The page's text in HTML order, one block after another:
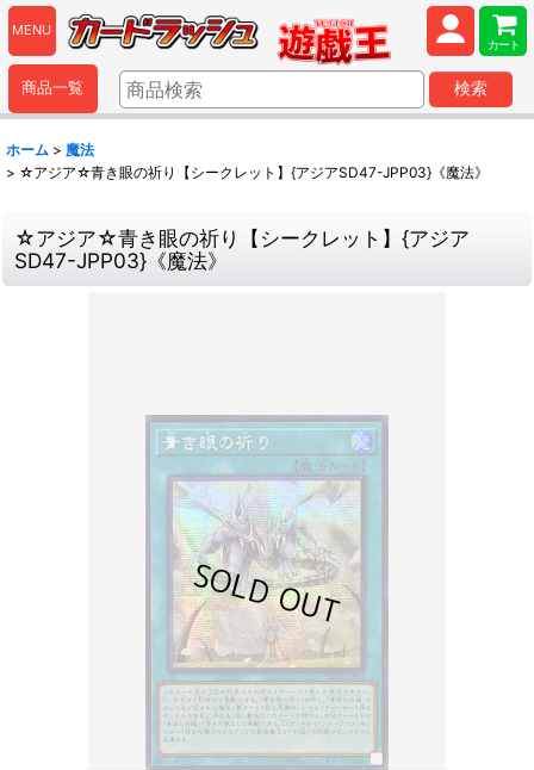
MENU
カート
商品一覧 検索
ホーム > 魔法
> ☆アジア☆青き眼の祈り【シークレット】{アジアSD47-JPP03}《魔法》
☆アジア☆青き眼の祈り【シークレット】{アジア
SD47-JPP03}《魔法》